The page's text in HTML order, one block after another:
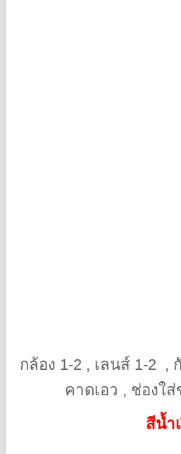
กล้อง 1-2 , เลนส์ 1-2 ,
คาดเอว , ช่องใส่
สีน้ำ